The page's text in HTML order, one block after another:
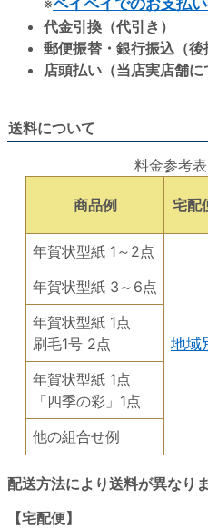
※ペイペイでのお支払
代金引換（代引き）
郵便振替・銀行振込（後
店頭払い（当店実店舗に
送料について
料金参考表
商品例 宅配
年賀状型紙 1～2点
地域
年賀状型紙 3～6点
年賀状型紙 1点
刷毛1号 2点
年賀状型紙 1点
「四季の彩」1点
他の組合せ例
配送方法により送料が異なりま
【宅配便】